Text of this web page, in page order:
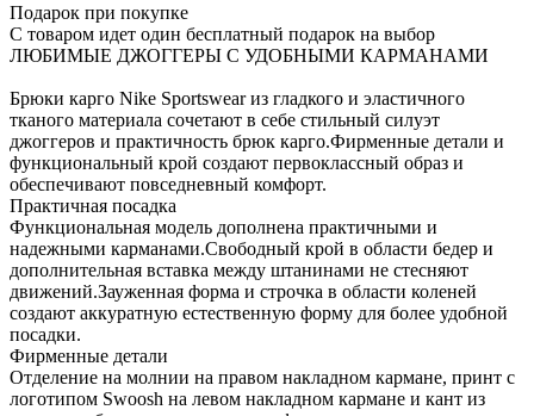
Подарок при покупке
С товаром идет один бесплатный подарок на выбор
ЛЮБИМЫЕ ДЖОГГЕРЫ С УДОБНЫМИ КАРМАНАМИ
Брюки карго Nike Sportswear из гладкого и эластичного
тканого материала сочетают в себе стильный силуэт
джоггеров и практичность брюк карго.Фирменные детали и
функциональный крой создают первоклассный образ и
обеспечивают повседневный комфорт.
Практичная посадка
Функциональная модель дополнена практичными и
надежными карманами.Свободный крой в области бедер и
дополнительная вставка между штанинами не стесняют
движений.Зауженная форма и строчка в области коленей
создают аккуратную естественную форму для более удобной
посадки.
Фирменные детали
Отделение на молнии на правом накладном кармане, принт с
логотипом Swoosh на левом накладном кармане и кант из